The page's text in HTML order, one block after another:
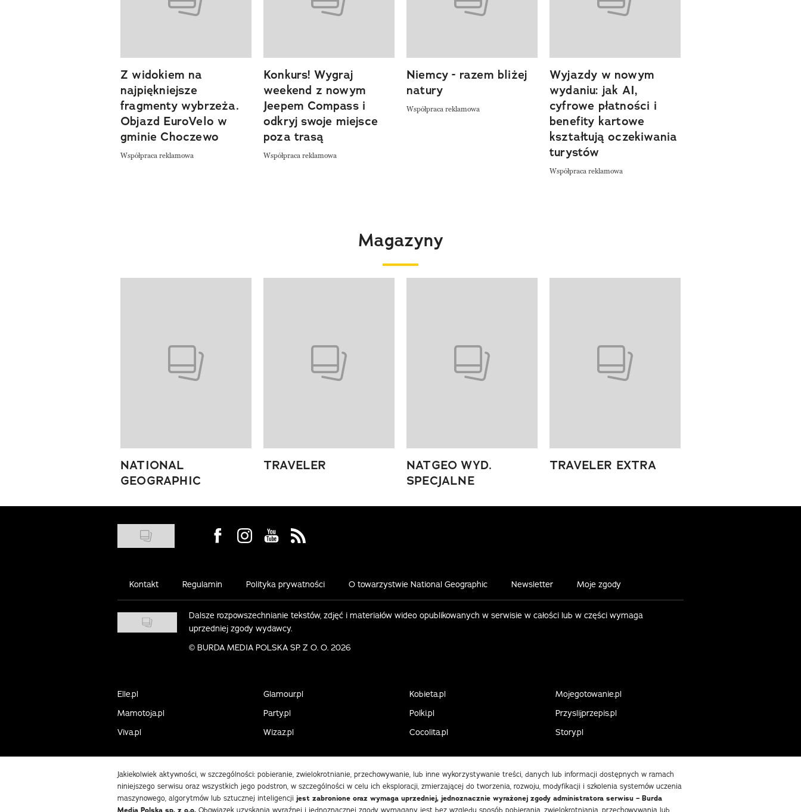
Z widokiem na
najpiękniejsze
fragmenty wybrzeża.
Objazd EuroVelo w
gminie Choczewo
Współpraca reklamowa
Konkurs! Wygraj
weekend z nowym
Jeepem Compass i
odkryj swoje miejsce
poza trasą
Współpraca reklamowa
Niemcy - razem bliżej
natury
Współpraca reklamowa
Wyjazdy w nowym
wydaniu: jak AI,
cyfrowe płatności i
benefity kartowe
kształtują oczekiwania
turystów
Współpraca reklamowa
Magazyny
NATIONAL
GEOGRAPHIC
TRAVELER
NATGEO WYD.
SPECJALNE
TRAVELER EXTRA
Visit us on Facebook
Visit us on Instagram
Visit us on Youtube
Visit us on Rss
Kontakt Regulamin Polityka prywatności O towarzystwie National Geographic Newsletter Moje zgody
Dalsze rozpowszechnianie tekstów, zdjęć i materiałów wideo opublikowanych w serwisie w całości lub w części wymaga
uprzedniej zgody wydawcy.
© BURDA MEDIA POLSKA SP. Z O. O. 2026
Elle.pl Glamour.pl Kobieta.pl
Mojegotowanie.pl
Mamotoja.pl
Party.pl Polki.pl
Przyslijprzepis.pl
Viva.pl
Wizaz.pl Cocolita.pl Story.pl
Jakiekolwiek aktywności, w szczególności: pobieranie, zwielokrotnianie, przechowywanie, lub inne wykorzystywanie treści, danych lub informacji dostępnych w ramach
niniejszego serwisu oraz wszystkich jego podstron, w szczególności w celu ich eksploracji, zmierzającej do tworzenia, rozwoju, modyfikacji i szkolenia systemów uczenia
maszynowego, algorytmów lub sztucznej inteligencji jest zabronione oraz wymaga uprzedniej, jednoznacznie wyrażonej zgody administratora serwisu – Burda
Obowiązek uzyskania wyraźnej i jednoznacznej zgody wymagany jest bez względu sposób pobierania, zwielokrotniania, przechowywania lub